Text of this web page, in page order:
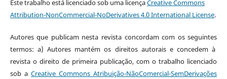
Este trabalho está licenciado sob uma licençaCreative Commons
Attribution-NonCommercial-NoDerivatives 4.0 International License.
Autores que publicam nesta revista concordam com os seguintes
termos: a) Autores mantém os direitos autorais e concedem à
revista o direito de primeira publicação, com o trabalho licenciado
sob a Creative Commons Atribuição-NãoComercial-SemDerivações